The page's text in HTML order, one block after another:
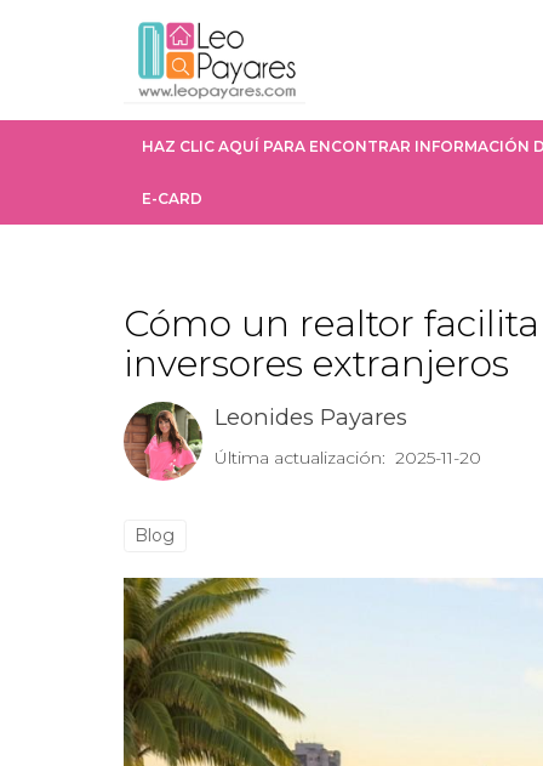
HAZ CLIC AQUÍ PARA ENCONTRAR INFORMACIÓN
E-CARD
Cómo un realtor
inversores extranjeros
Leonides Payares
Última actualización: 2025-11-20
Blog